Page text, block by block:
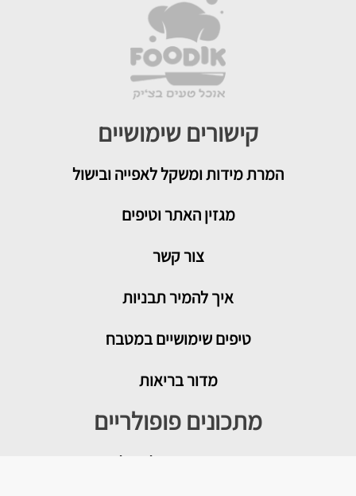
קישורים שימושיים
המרת מידות ומשקל לאפייה ובישול
מגזין האתר וטיפים
צור קשר
איך להמיר תבניות
טיפים שימושיים במטבח
מדור בריאות
מתכונים פופולריים
עוגת גבינה בייגלה מלוח